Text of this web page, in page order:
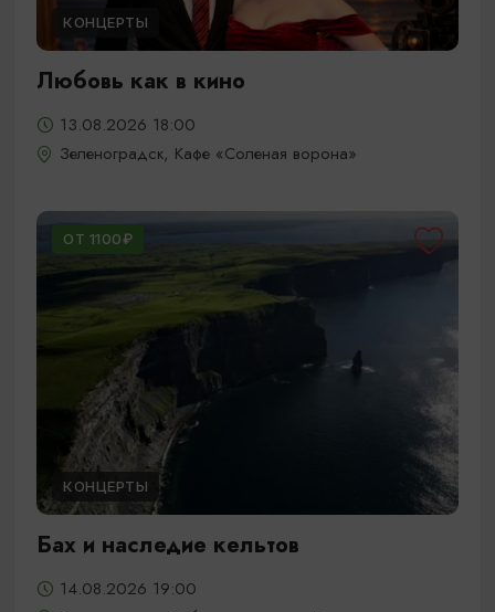
КОНЦЕРТЫ
Любовь как в кино
13.08.2026 18:00
Зеленоградск, Кафе «Соленая ворона»
ОТ 1100₽
КОНЦЕРТЫ
Бах и наследие кельтов
14.08.2026 19:00